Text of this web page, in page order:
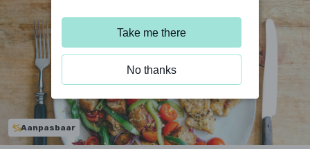
Aanpasbaar
Take me there
No thanks